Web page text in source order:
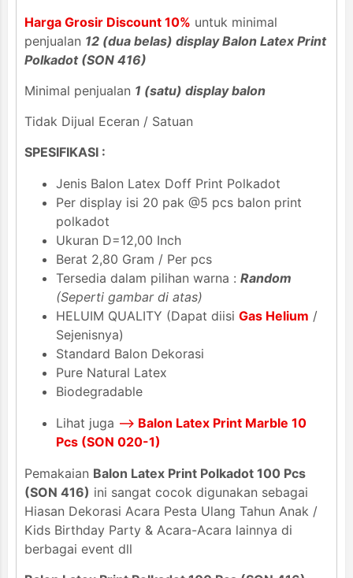
Harga Grosir Discount 10% untuk minimal
penjualan 12 (dua belas) display Balon Latex Print
Polkadot (SON 416)
Minimal penjualan 1 (satu) display balon
Tidak Dijual Eceran / Satuan
SPESIFIKASI :
Jenis Balon Latex Doff Print Polkadot
Per display isi 20 pak @5 pcs balon print
polkadot
Ukuran D=12,00 Inch
Berat 2,80 Gram / Per pcs
Tersedia dalam pilihan warna : Random
(Seperti gambar di atas)
HELUIM QUALITY (Dapat diisi Gas Helium /
Sejenisnya)
Standard Balon Dekorasi
Pure Natural Latex
Biodegradable
Lihat juga --> Balon Latex Print Marble 10
Pcs (SON 020-1)
Pemakaian Balon Latex Print Polkadot 100 Pcs
(SON 416) ini sangat cocok digunakan sebagai
Hiasan Dekorasi Acara Pesta Ulang Tahun Anak /
Kids Birthday Party & Acara-Acara lainnya di
berbagai event dll